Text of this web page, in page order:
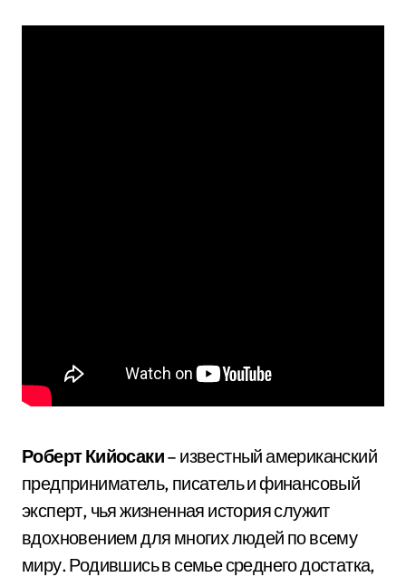
Роберт Кийосаки– известный американский
предприниматель, писатель и финансовый
эксперт, чья жизненная история служит
вдохновением для многих людей по всему
миру. Родившись в семье среднего достатка,